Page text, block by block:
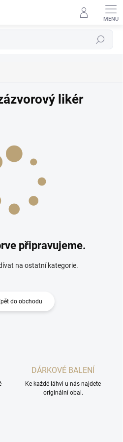
Hledat
likér
připravujeme.
na ostatní kategorie.
do obchodu
DÁRKOVÉ BALENÍ
Ke každé láhvi u nás najdete
originální obal.